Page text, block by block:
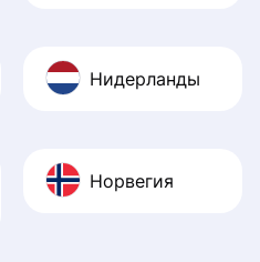
Нидерланды
Норвегия